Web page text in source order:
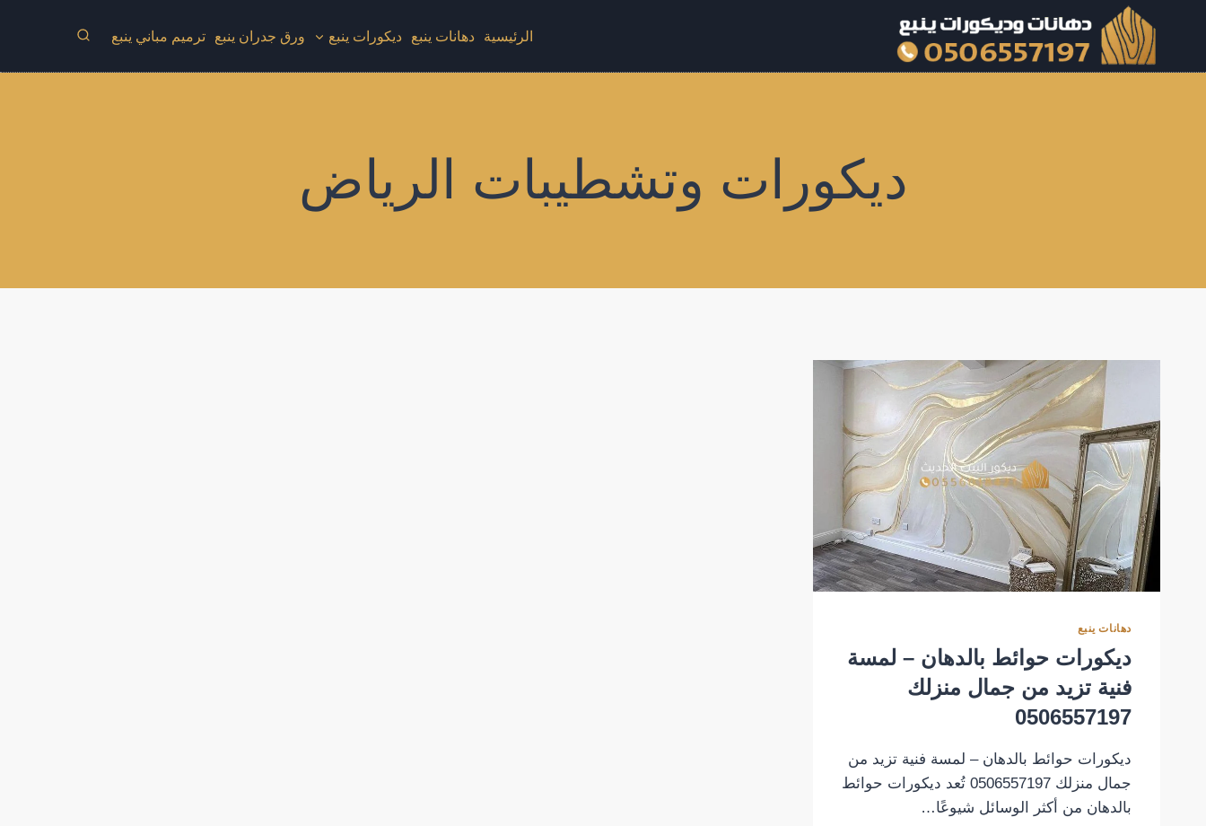
المحتوى
الرئيسية دهانات ينبع ديكورات ينبع ورق جدران ينبع ترميم مباني ينبع
ديكورات وتشطيبات الرياض
دهانات ينبع
ديكورات حوائط بالدهان – لمسة
فنية تزيد من جمال منزلك
0506557197
ديكورات حوائط بالدهان – لمسة فنية تزيد من
جمال منزلك 0506557197 تُعد ديكورات حوائط
بالدهان من أكثر الوسائل شيوعًا…